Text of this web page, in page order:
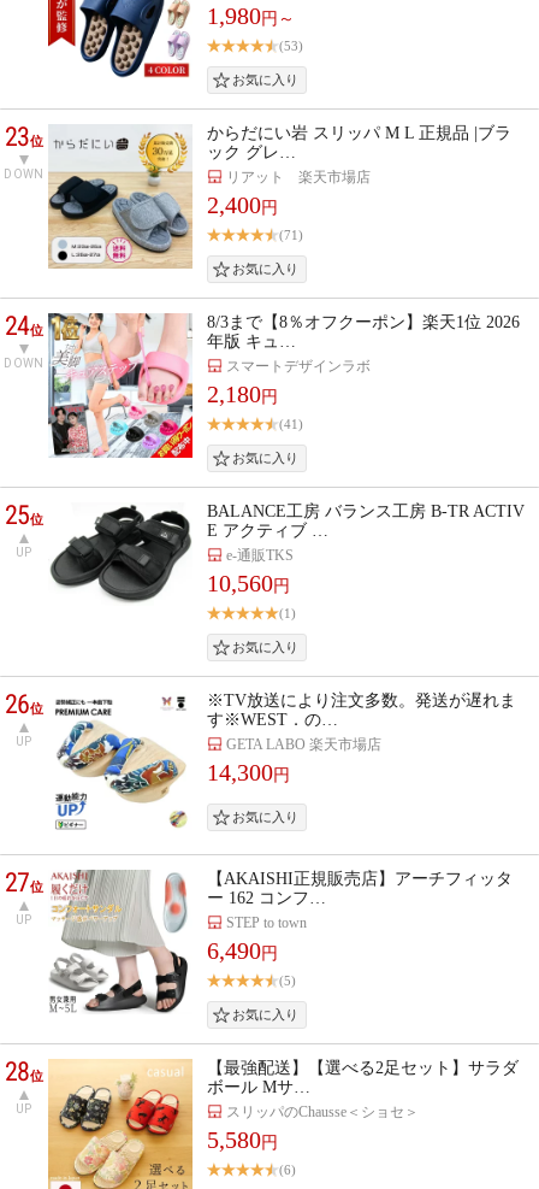
1,980円～
(53)
23位
DOWN
からだにい岩 スリッパ M L 正規品 |ブラ
ック グレ…
リアット 楽天市場店
2,400円
(71)
24位
DOWN
8/3まで【8％オフクーポン】楽天1位 2026
年版 キュ…
スマートデザインラボ
2,180円
(41)
25位
UP
BALANCE工房 バランス工房 B-TR ACTIV
E アクティブ …
e-通販TKS
10,560円
(1)
26位
UP
※TV放送により注文多数。発送が遅れま
す※WEST．の…
GETA LABO 楽天市場店
14,300円
27位
UP
【AKAISHI正規販売店】アーチフィッタ
ー 162 コンフ…
STEP to town
6,490円
(5)
28位
UP
【最強配送】【選べる2足セット】サラダ
ボール Mサ…
スリッパのChausse＜ショセ＞
5,580円
(6)